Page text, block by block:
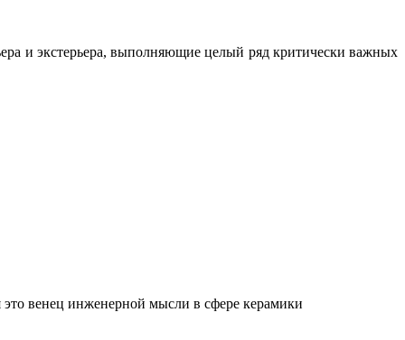
и экстерьера, выполняющие целый ряд критически важных
венец инженерной мысли в сфере керамики